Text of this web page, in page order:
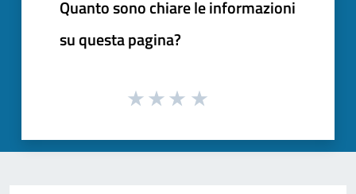
Quanto sono chiare le informazioni
su questa pagina?